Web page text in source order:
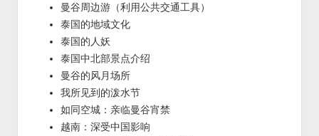
曼谷周边游（利用公共交通工具）
泰国的地域文化
泰国的人妖
泰国中北部景点介绍
曼谷的风月场所
我所见到的泼水节
如同空城：亲临曼谷宵禁
越南：深受中国影响